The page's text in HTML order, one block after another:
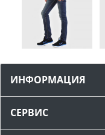
ИНФОРМАЦИЯ
СЕРВИС